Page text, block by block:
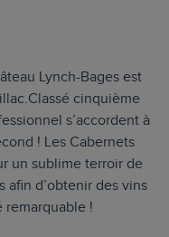
Lynch-Bages est
cinquième
s’accordent à
! Les Cabernets
un sublime terroir de
afin d’obtenir des vins
remarquable !